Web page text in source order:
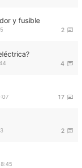
y fusible
2
4
17
2